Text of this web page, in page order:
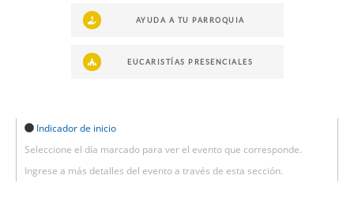
AYUDA A TU PARROQUIA
EUCARISTÍAS PRESENCIALES
Indicador de inicio
Seleccione el día marcado para ver el evento que corresponde.
Ingrese a más detalles del evento a través de esta sección.